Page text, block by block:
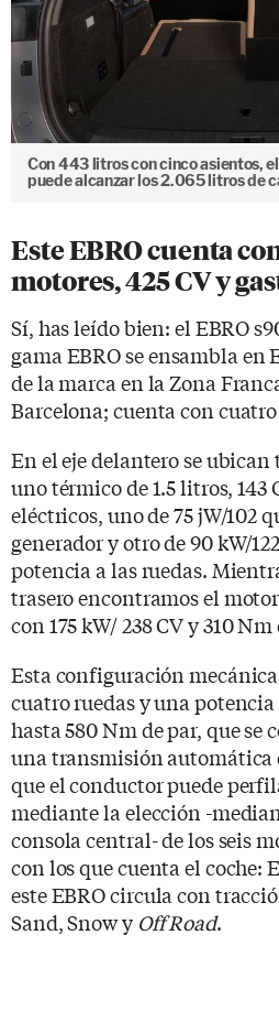
Con 443 litros con cinco asientos,
puede alcanzar los 2.065 litros de
Este EBRO cuenta
motores, 425 CV y
Sí, has leído bien: el EBRO
gama EBRO se ensambla en
de la marca en la Zona
Barcelona; cuenta con
En el eje delantero se
uno térmico de 1.5 litros, 143
eléctricos, uno de 75 jW/102
generador y otro de 90 kW/
potencia a las ruedas.
trasero encontramos el
con 175 kW/ 238 CV y 310 Nm
Esta configuración
cuatro ruedas y una
hasta 580 Nm de par, que
una transmisión automática
que el conductor puede
mediante la elección -
consola central- de los seis
con los que cuenta el coche:
este EBRO circula con
Sand, Snow y Off Road.